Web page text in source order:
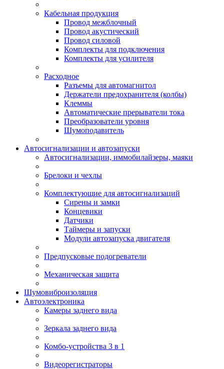
Кабельная продукция
Провод межблочный
Провод акустический
Провод силовой
Комплекты для подключения
Комплекты для усилителя
Расходное
Разъемы для автомагнитол
Держатели предохранителя (колбы)
Клеммы
Автоматические прерыватели тока
Преобразователи уровня
Шумоподавитель
Автосигнализации и автозапуски
Автосигнализации, иммобилайзеры, маяки
Брелоки и чехлы
Комплектующие для автосигнализаций
Сирены и замки
Концевики
Датчики
Таймеры и запуски
Модули автозапуска двигателя
Предпусковые подогреватели
Механическая защита
Шумовиброизоляция
Автоэлектроника
Камеры заднего вида
Зеркала заднего вида
Комбо-устройства 3 в 1
Видеорегистраторы